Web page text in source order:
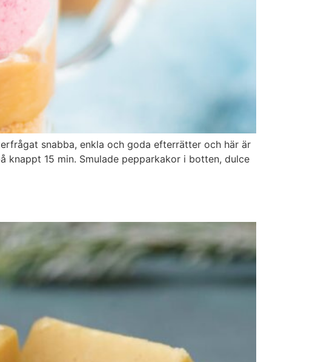
snabba, enkla och goda efterrätter och här är
knappt 15 min. Smulade pepparkakor i botten, dulce